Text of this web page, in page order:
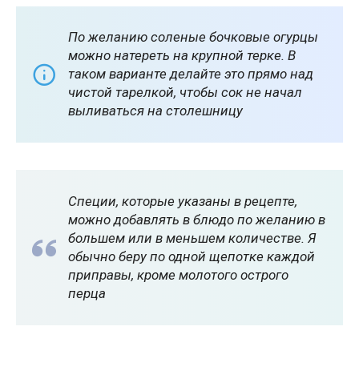
По желанию соленые бочковые огурцы
можно натереть на крупной терке. В
таком варианте делайте это прямо над
чистой тарелкой, чтобы сок не начал
выливаться на столешницу
Специи, которые указаны в рецепте,
можно добавлять в блюдо по желанию в
большем или в меньшем количестве. Я
обычно беру по одной щепотке каждой
приправы, кроме молотого острого
перца